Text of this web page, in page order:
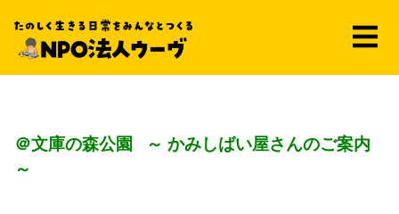
＠文庫の森公園 ～ かみしばい屋さんのご案内
～